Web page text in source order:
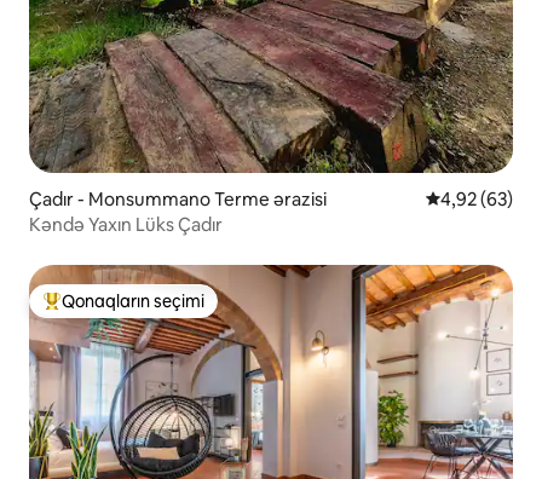
Çadır - Monsummano Terme ərazisi Ortalama
4,92 (63)
Kəndə Yaxın Lüks Çadır
Populyar "Qonaqların seçimi"
Qonaqların seçimi